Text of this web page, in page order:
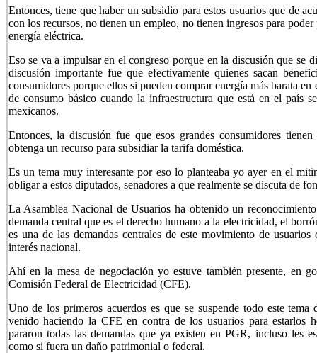
Entonces, tiene que haber un subsidio para estos usuarios que de
con los recursos, no tienen un empleo, no tienen ingresos para
energía eléctrica.
Eso se va a impulsar en el congreso porque en la discusión que se
discusión importante fue que efectivamente quienes sacan
consumidores porque ellos si pueden comprar energía más barata
de consumo básico cuando la infraestructura que está en el país
mexicanos.
Entonces, la discusión fue que esos grandes consumidores
obtenga un recurso para subsidiar la tarifa doméstica.
Es un tema muy interesante por eso lo planteaba yo ayer en el
obligar a estos diputados, senadores a que realmente se discuta de
La Asamblea Nacional de Usuarios ha obtenido un
demanda central que es el derecho humano a la electricidad, el
es una de las demandas centrales de este movimiento de
interés nacional.
Ahí en la mesa de negociación yo estuve también presente, en
Comisión Federal de Electricidad (CFE).
Uno de los primeros acuerdos es que se suspende todo este
venido haciendo la CFE en contra de los usuarios para estarlos
pararon todas las demandas que ya existen en PGR, incluso les
como si fuera un daño patrimonial o federal.